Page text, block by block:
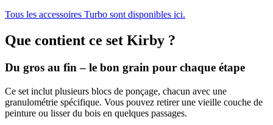
Tous les accessoires Turbo sont disponibles ici.
Que contient ce set Kirby ?
Du gros au fin – le bon grain pour chaque étape
Ce set inclut plusieurs blocs de ponçage, chacun avec une
granulométrie spécifique. Vous pouvez retirer une vieille couche de
peinture ou lisser du bois en quelques passages.